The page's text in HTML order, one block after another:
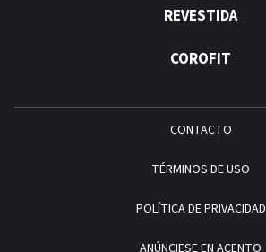
REVESTIDA
COROFIT
CONTACTO
TÉRMINOS DE USO
POLÍTICA DE PRIVACIDAD
ANÚNCIESE EN ACENTO